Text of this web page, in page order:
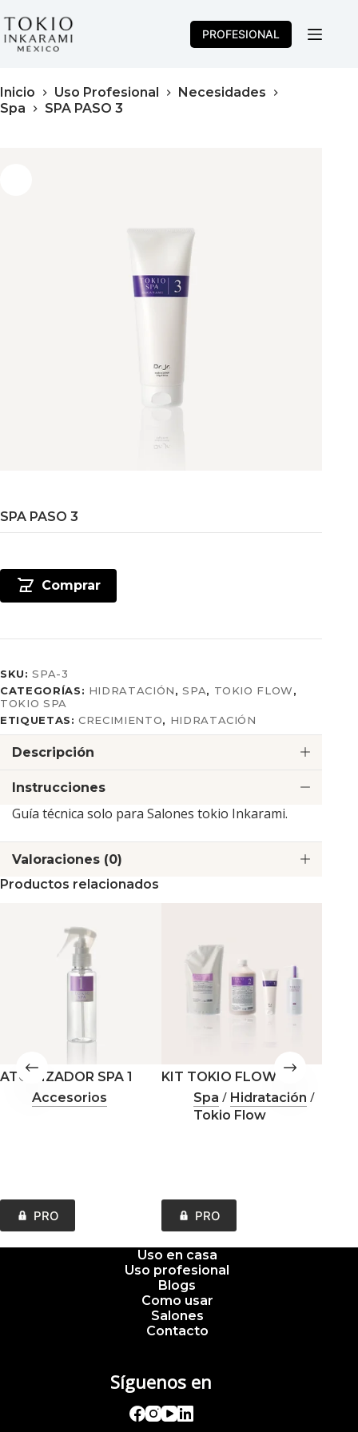
al
contenido
PROFESIONAL
Inicio Uso Profesional
Necesidades
Spa
SPA PASO 3
SPA PASO 3
Comprar
SKU:SPA-3
CATEGORÍAS: HIDRATACIÓN,SPA, TOKIO FLOW,
TOKIO SPA
ETIQUETAS:CRECIMIENTO, HIDRATACIÓN
Descripción
Instrucciones
Guía técnica solo para Salones tokio Inkarami.
Valoraciones (0)
Productos relacionados
ATOMIZADOR SPA 1
Accesorios
PRO
KIT TOKIO FLOW
Spa / Hidratación /
Tokio Flow
PRO
Uso en casa
Uso profesional
Blogs
Como usar
Salones
Contacto
Síguenos en